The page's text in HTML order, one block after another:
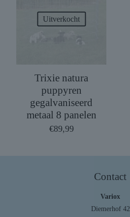
Uitverkocht
Trixie natura
puppyren
gegalvaniseerd
metaal 8 panelen
€89,99
Contact
Variox
Diemerhof 42